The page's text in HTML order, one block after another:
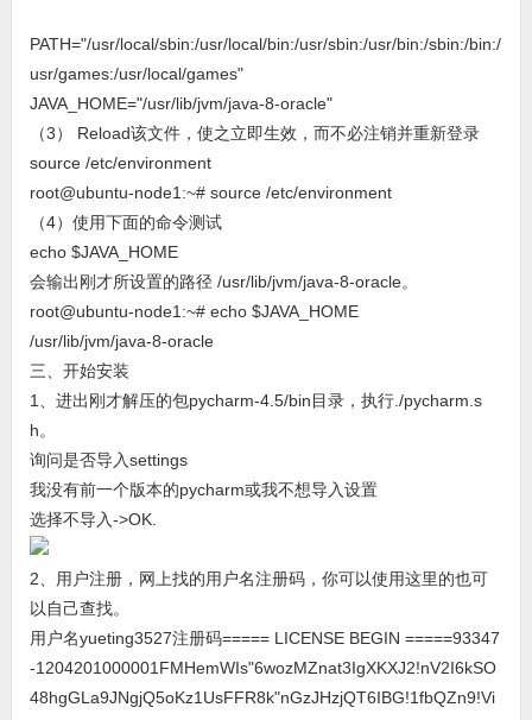
PATH="/usr/local/sbin:/usr/local/bin:/usr/sbin:/usr/bin:/sbin:/bin:/
usr/games:/usr/local/games"
JAVA_HOME="/usr/lib/jvm/java-8-oracle"
（3） Reload该文件，使之立即生效，而不必注销并重新登录
source /etc/environment
root@ubuntu-node1:~# source /etc/environment
（4）使用下面的命令测试
echo $JAVA_HOME
会输出刚才所设置的路径 /usr/lib/jvm/java-8-oracle。
root@ubuntu-node1:~# echo $JAVA_HOME
/usr/lib/jvm/java-8-oracle
三、开始安装
1、进出刚才解压的包pycharm-4.5/bin目录，执行./pycharm.s
h。
询问是否导入settings
我没有前一个版本的pycharm或我不想导入设置
选择不导入->OK.
2、用户注册，网上找的用户名注册码，你可以使用这里的也可
以自己查找。
用户名yueting3527注册码===== LICENSE BEGIN =====93347
-1204201000001FMHemWIs"6wozMZnat3IgXKXJ2!nV2I6kSO
48hgGLa9JNgjQ5oKz1UsFFR8k"nGzJHzjQT6IBG!1fbQZn9!Vi